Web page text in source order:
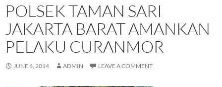
POLSEK TAMAN SARI
JAKARTA BARAT AMANKAN
PELAKU CURANMOR
JUNE 6, 2014 ADMIN LEAVE A COMMENT